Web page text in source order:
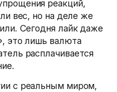
реакций,
вес, но на деле же
Сегодня лайк даже
это лишь валюта
расплачивается
с реальным миром,